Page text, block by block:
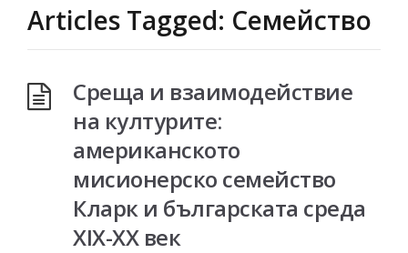
Articles Tagged: Семейство
Среща и взаимодействие
на културите:
американското
мисионерско семейство
Кларк и българската среда
ХІХ-ХХ век